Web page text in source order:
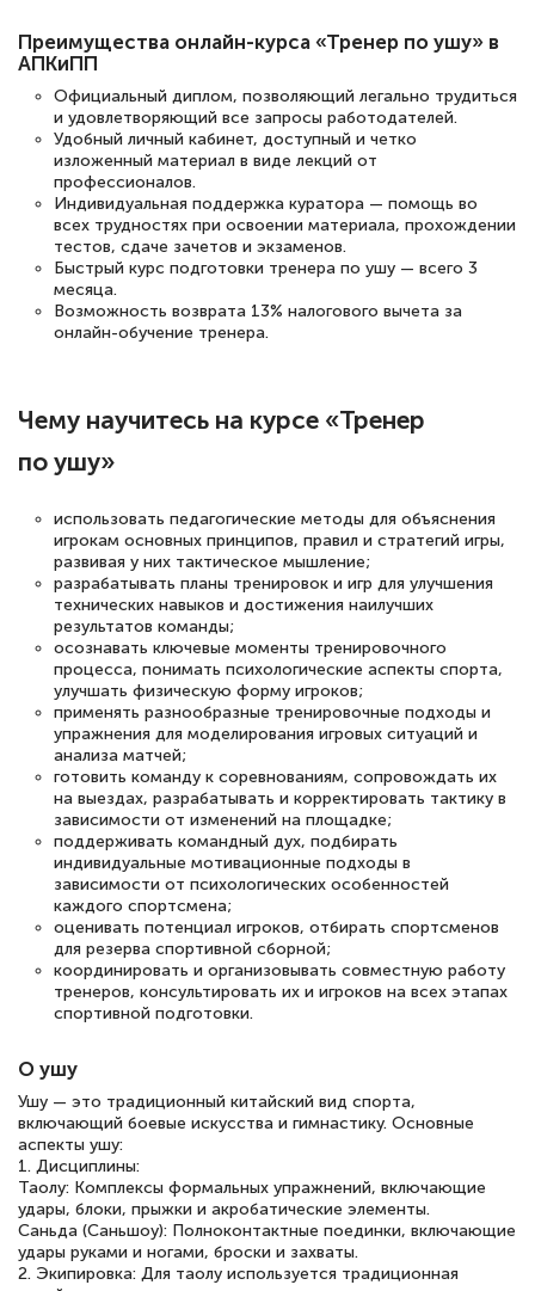
специалисты, ответили на все
интересующие вопросы и в течении
двух…
Светлана К
Знаток города 7 уровня
10 марта 2026
Обучение понравилось: огромное
количество тематической литературы,
прохождения курса, удобная система
аттестации, проблем не возникло ни на
каком этапе…
Преимущества онлайн-курса «Тренер по ушу» в
АПКиПП
Официальный диплом, позволяющий легально трудиться
и удовлетворяющий все запросы работодателей.
Удобный личный кабинет, доступный и четко
изложенный материал в виде лекций от
профессионалов.
Индивидуальная поддержка куратора — помощь во
всех трудностях при освоении материала, прохождении
тестов, сдаче зачетов и экзаменов.
Быстрый курс подготовки тренера по ушу — всего 3
месяца.
Возможность возврата 13% налогового вычета за
онлайн-обучение тренера.
Чему научитесь на курсе «Тренер
по ушу»
использовать педагогические методы для объяснения
игрокам основных принципов, правил и стратегий игры,
развивая у них тактическое мышление;
разрабатывать планы тренировок и игр для улучшения
технических навыков и достижения наилучших
результатов команды;
осознавать ключевые моменты тренировочного
процесса, понимать психологические аспекты спорта,
улучшать физическую форму игроков;
применять разнообразные тренировочные подходы и
упражнения для моделирования игровых ситуаций и
анализа матчей;
готовить команду к соревнованиям, сопровождать их
на выездах, разрабатывать и корректировать тактику в
зависимости от изменений на площадке;
поддерживать командный дух, подбирать
индивидуальные мотивационные подходы в
зависимости от психологических особенностей
каждого спортсмена;
оценивать потенциал игроков, отбирать спортсменов
для резерва спортивной сборной;
координировать и организовывать совместную работу
тренеров, консультировать их и игроков на всех этапах
спортивной подготовки.
О ушу
Ушу — это традиционный китайский вид спорта,
включающий боевые искусства и гимнастику. Основные
аспекты ушу:
1. Дисциплины:
Таолу: Комплексы формальных упражнений, включающие
удары, блоки, прыжки и акробатические элементы.
Саньда (Саньшоу): Полноконтактные поединки, включающие
удары руками и ногами, броски и захваты.
2. Экипировка: Для таолу используется традиционная